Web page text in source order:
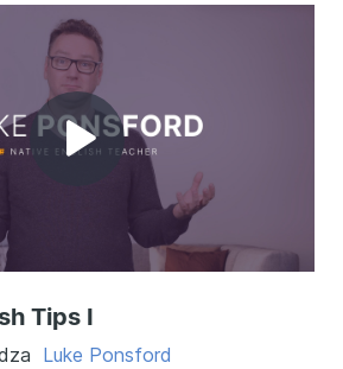
Prehrať
video
Tips I
Luke Ponsford